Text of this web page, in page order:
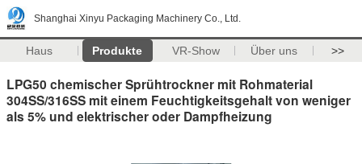
Shanghai Xinyu Packaging Machinery Co., Ltd.
Haus Produkte VR-Show Über uns >>
LPG50 chemischer Sprühtrockner mit Rohmaterial
304SS/316SS mit einem Feuchtigkeitsgehalt von weniger
als 5% und elektrischer oder Dampfheizung